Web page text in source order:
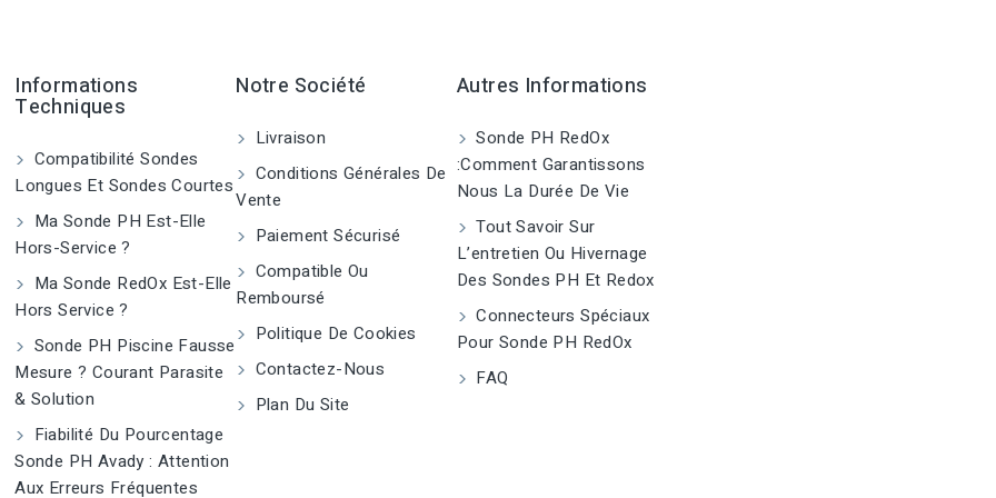
Informations
Techniques
Compatibilité Sondes
Longues Et Sondes Courtes
Ma Sonde PH Est-Elle
Hors-Service ?
Ma Sonde RedOx Est-Elle
Hors Service ?
Sonde PH Piscine Fausse
Mesure ? Courant Parasite
& Solution
Fiabilité Du Pourcentage
Sonde PH Avady : Attention
Aux Erreurs Fréquentes
Notre Société
Livraison
Conditions Générales De
Vente
Paiement Sécurisé
Compatible Ou
Remboursé
Politique De Cookies
Contactez-Nous
Plan Du Site
Autres Informations
Sonde PH RedOx
:Comment Garantissons
Nous La Durée De Vie
Tout Savoir Sur
L’entretien Ou Hivernage
Des Sondes PH Et Redox
Connecteurs Spéciaux
Pour Sonde PH RedOx
FAQ